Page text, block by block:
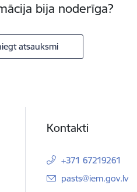
bija noderīga?
atsauksmi
Kontakti
+371 67219261
E-pasts:
pasts@iem.gov.lv